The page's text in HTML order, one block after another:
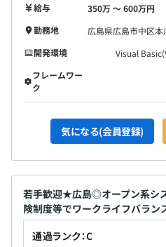
給与
350万 〜 600万円
勤務地
広島県広島市中区
開発環境
Visual
フレームワー
ク
気になる(会員登録)
若手歓迎★広島◎オープン系シ
険制度等でワークライフバラン
通過ランク：C